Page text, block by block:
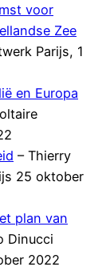
voor
Zee
Parijs, 1
en Europa
– Thierry
25 oktober
plan van
Dinucci
2022